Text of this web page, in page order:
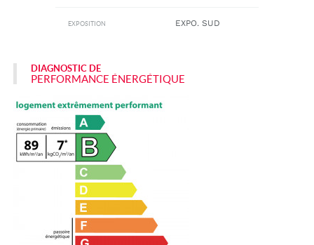
EXPOSITION EXPO. SUD
DIAGNOSTIC DE
PERFORMANCE ÉNERGÉTIQUE